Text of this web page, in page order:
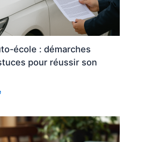
école : démarches
pour réussir son